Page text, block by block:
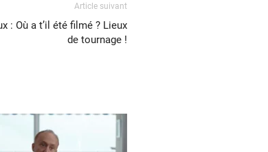
Article suivant
: Où a t’il été filmé ? Lieux
de tournage !